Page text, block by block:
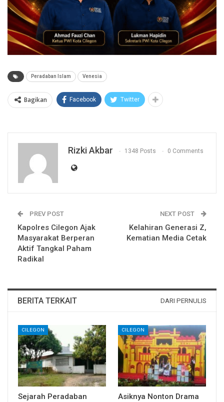
Peradaban Islam Venesia
Bagikan Facebook Twitter
Rizki Akbar 1348 Posts 0 Comments
PREV POST
Kapolres Cilegon Ajak
Masyarakat Berperan
Aktif Tangkal Paham
Radikal
NEXT POST
Kelahiran Generasi Z,
Kematian Media Cetak
BERITA TERKAIT DARI PERNULIS
CILEGON
Sejarah Peradaban
CILEGON
Asiknya Nonton Drama